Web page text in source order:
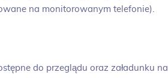
na monitorowanym telefonie).
do przeglądu oraz załadunku na